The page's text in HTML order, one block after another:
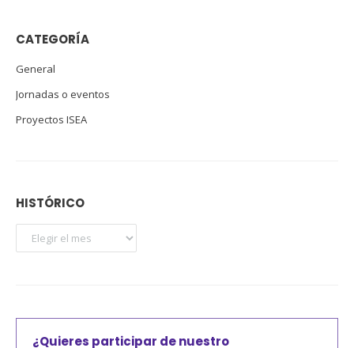
CATEGORÍA
General
Jornadas o eventos
Proyectos ISEA
HISTÓRICO
¿Quieres participar de nuestro